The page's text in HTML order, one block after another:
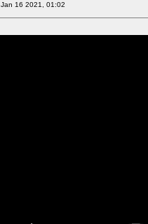
Jan 16 2021, 01:02